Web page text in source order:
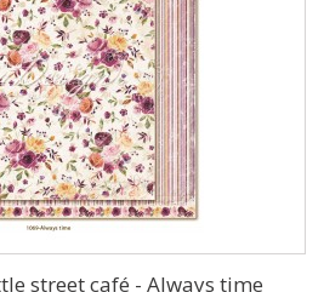
street café - Always time